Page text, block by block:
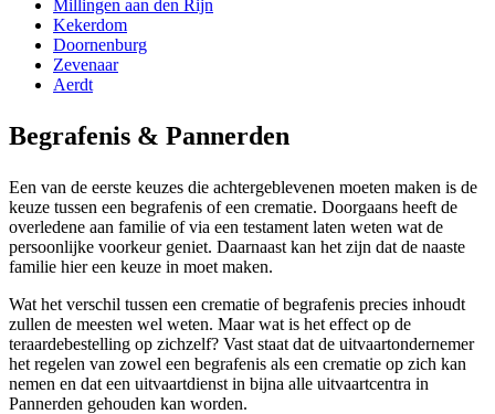
Millingen aan den Rijn
Kekerdom
Doornenburg
Zevenaar
Aerdt
Begrafenis & Pannerden
Een van de eerste keuzes die achtergeblevenen moeten maken is de
keuze tussen een begrafenis of een crematie. Doorgaans heeft de
overledene aan familie of via een testament laten weten wat de
persoonlijke voorkeur geniet. Daarnaast kan het zijn dat de naaste
familie hier een keuze in moet maken.
Wat het verschil tussen een crematie of begrafenis precies inhoudt
zullen de meesten wel weten. Maar wat is het effect op de
teraardebestelling op zichzelf? Vast staat dat de uitvaartondernemer
het regelen van zowel een begrafenis als een crematie op zich kan
nemen en dat een uitvaartdienst in bijna alle uitvaartcentra in
Pannerden gehouden kan worden.